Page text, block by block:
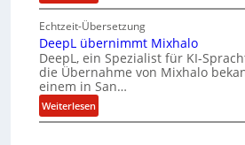
S
-
V
i
e
b
o
n
E
v
a
-
M
a
r
i
Echtzeit-Übersetzung
DeepL übernimmt Mixhalo
DeepL, ein Spezialist für KI-
die Übernahme von Mixhalo
einem in San…
Weiterlesen:
D